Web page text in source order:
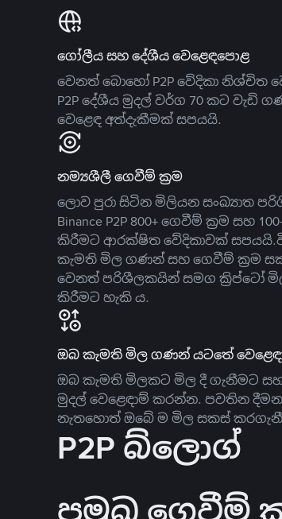
ගෝලීය සහ දේශීය වෙළෙඳපොළ
වෙනත් බොහෝ P2P වේදිකා නිශ්චිත
P2P දේශීය මුදල් වර්ග 70 කට
වෙළෙඳ අත්දැකීමක් සපයයි.
නම්‍යශීලී ගෙවීම් ක්‍රම
ලොව පුරා සිටින මිලියන සංඛ්‍යාත
Binance P2P 800+ ගෙවීම් ක්‍රම සහ
කිරීමට ආරක්ෂිත වේදිකාවක්
කැමති මිල ගණන් සහ ගෙවීම් ක්‍රම
වෙනත් පරිශීලකයින් සමග ක්‍රිප්ටෝ
කිරීමට හැකි ය.
ඔබ කැමති මිල ගණන් යටතේ
ඔබ කැමති මිලකට මිල දී ගැනීමට
මුදල් වෙළෙඳාම් කරන්න. පවතින
නැතහොත් ඔබේ ම මිල සකස්
P2P බ්ලොග්